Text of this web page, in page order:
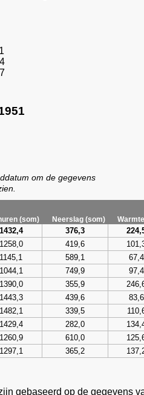
om de gegevens
(som) Neerslag (som)
1432,4 376,3
1258,0 419,6
1145,1 589,1 67,4
1044,1 749,9 97,4
1390,0 355,9
1443,3 439,6 83,6
1482,1 339,5
1429,4 282,0
1260,9 610,0
1297,1 365,2
gebaseerd op de gegevens